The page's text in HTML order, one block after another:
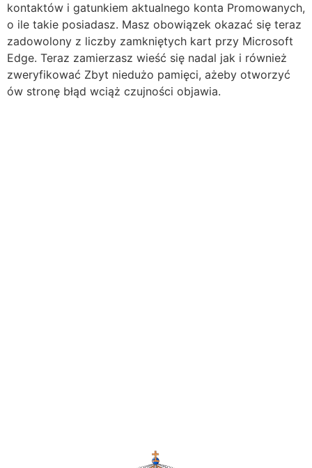
kontaktów i gatunkiem aktualnego konta Promowanych,
o ile takie posiadasz. Masz obowiązek okazać się teraz
zadowolony z liczby zamkniętych kart przy Microsoft
Edge. Teraz zamierzasz wieść się nadal jak i również
zweryfikować Zbyt niedużo pamięci, ażeby otworzyć
ów stronę błąd wciąż czujności objawia.